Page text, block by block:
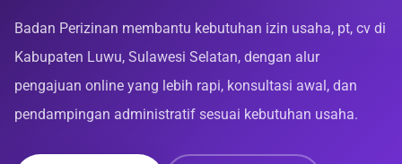
Badan Perizinan membantu kebutuhan izin usaha, pt, cv di
Kabupaten Luwu, Sulawesi Selatan, dengan alur
pengajuan online yang lebih rapi, konsultasi awal, dan
pendampingan administratif sesuai kebutuhan usaha.